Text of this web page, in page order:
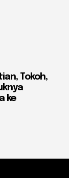
Tokoh,
ke